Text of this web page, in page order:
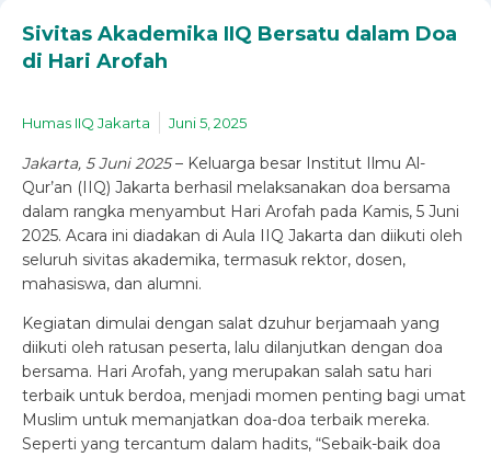
Sivitas Akademika IIQ Bersatu dalam Doa
di Hari Arofah
Humas IIQ Jakarta Juni 5, 2025
Jakarta, 5 Juni 2025– Keluarga besar Institut Ilmu Al-
Qur’an (IIQ) Jakarta berhasil melaksanakan doa bersama
dalam rangka menyambut Hari Arofah pada Kamis, 5 Juni
2025. Acara ini diadakan di Aula IIQ Jakarta dan diikuti oleh
seluruh sivitas akademika, termasuk rektor, dosen,
mahasiswa, dan alumni.
Kegiatan dimulai dengan salat dzuhur berjamaah yang
diikuti oleh ratusan peserta, lalu dilanjutkan dengan doa
bersama. Hari Arofah, yang merupakan salah satu hari
terbaik untuk berdoa, menjadi momen penting bagi umat
Muslim untuk memanjatkan doa-doa terbaik mereka.
Seperti yang tercantum dalam hadits, “Sebaik-baik doa